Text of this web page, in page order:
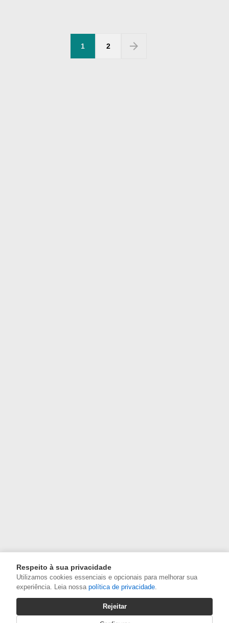
1 2 arrow_forward
Respeito à sua privacidade
Utilizamos cookies essenciais e opcionais para melhorar sua
experiência. Leia nossa política de privacidade.
Rejeitar